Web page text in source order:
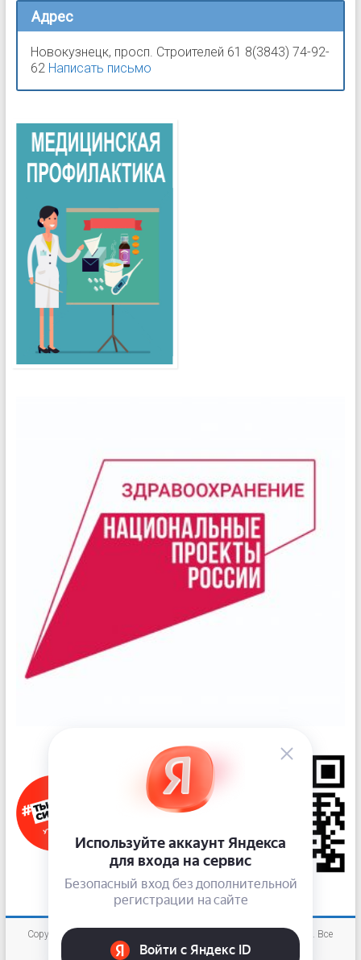
Адрес
Новокузнецк, просп. Строителей 61 8(3843) 74-92-
62 Написать письмо
Copyright © 2026 «Новокузнецкий наркологический диспансер» . Все
права защищены.